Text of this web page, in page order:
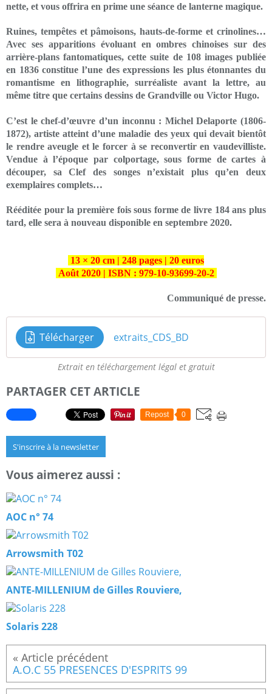
nette, et vous offrira en prime une séance de lanterne magique.
Ruines, tempêtes et pâmoisons, hauts-de-forme et crinolines…
Avec ses apparitions évoluant en ombres chinoises sur des
arrière-plans fantomatiques, cette suite de 108 images publiée
en 1836 constitue l’une des expressions les plus étonnantes du
romantisme en lithographie, surréaliste avant la lettre, au
même titre que certains dessins de Grandville ou Victor Hugo.
C’est le chef-d’œuvre d’un inconnu : Michel Delaporte (1806-
1872), artiste atteint d’une maladie des yeux qui devait bientôt
le rendre aveugle et le forcer à se reconvertir en vaudevilliste.
Vendue à l’époque par colportage, sous forme de cartes à
découper, sa Clef des songes n’existait plus qu’en deux
exemplaires complets…
Rééditée pour la première fois sous forme de livre 184 ans plus
tard, elle sera à nouveau disponible en septembre 2020.
13 × 20 cm | 248 pages | 20 euros
Août 2020 | ISBN : 979-10-93699-20-2
Communiqué de presse.
Télécharger extraits_CDS_BD
Extrait en téléchargement légal et gratuit
PARTAGER CET ARTICLE
Repost 0
S'inscrire à la newsletter
Vous aimerez aussi :
AOC n° 74
Arrowsmith T02
ANTE-MILLENIUM de Gilles Rouviere,
Solaris 228
A.O.C 55 PRESENCES D'ESPRITS 99